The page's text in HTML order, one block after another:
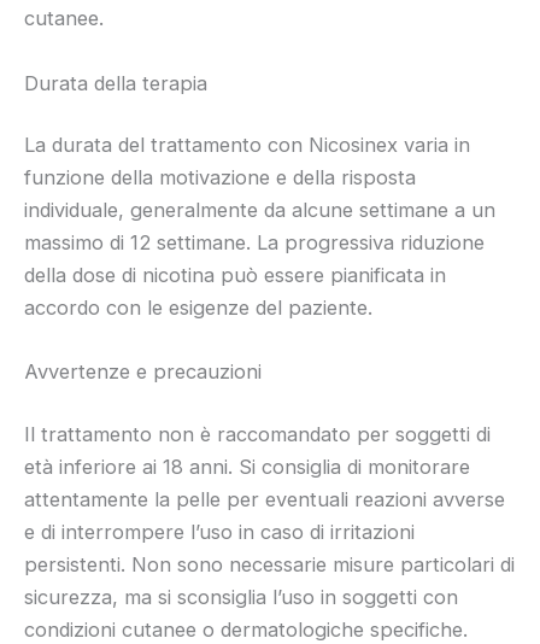
cutanee.
Durata della terapia
La durata del trattamento con Nicosinex varia in
funzione della motivazione e della risposta
individuale, generalmente da alcune settimane a un
massimo di 12 settimane. La progressiva riduzione
della dose di nicotina può essere pianificata in
accordo con le esigenze del paziente.
Avvertenze e precauzioni
Il trattamento non è raccomandato per soggetti di
età inferiore ai 18 anni. Si consiglia di monitorare
attentamente la pelle per eventuali reazioni avverse
e di interrompere l’uso in caso di irritazioni
persistenti. Non sono necessarie misure particolari di
sicurezza, ma si sconsiglia l’uso in soggetti con
condizioni cutanee o dermatologiche specifiche.